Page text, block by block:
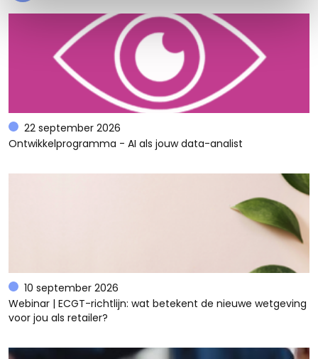
22 september 2026
Ontwikkelprogramma - AI als jouw data-analist
10 september 2026
Webinar | ECGT-richtlijn: wat betekent de nieuwe wetgeving
voor jou als retailer?